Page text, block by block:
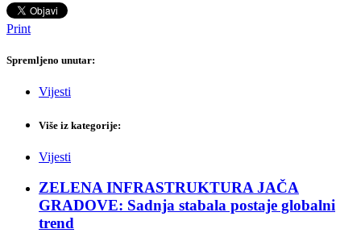
Print
Spremljeno unutar:
Vijesti
Više iz kategorije:
Vijesti
ZELENA INFRASTRUKTURA JAČA
GRADOVE: Sadnja stabala postaje globalni
trend